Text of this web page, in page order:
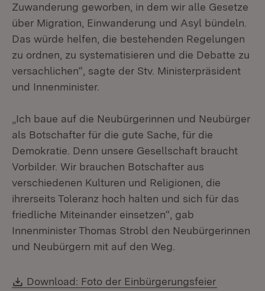
Zuwanderung geworben, in dem wir alle Gesetze
über Migration, Einwanderung und Asyl bündeln.
Das würde helfen, die bestehenden Regelungen
zu ordnen, zu systematisieren und die Debatte zu
versachlichen“, sagte der Stv. Ministerpräsident
und Innenminister.
„Ich baue auf die Neubürgerinnen und Neubürger
als Botschafter für die gute Sache, für die
Demokratie. Denn unsere Gesellschaft braucht
Vorbilder. Wir brauchen Botschafter aus
verschiedenen Kulturen und Religionen, die
ihrerseits Toleranz hoch halten und sich für das
friedliche Miteinander einsetzen“, gab
Innenminister Thomas Strobl den Neubürgerinnen
und Neubürgern mit auf den Weg.
Download:
Download: Foto der Einbürgerungsfeier